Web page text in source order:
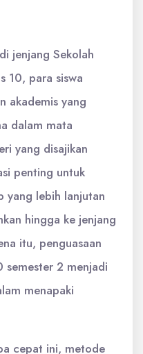
jenjang Sekolah
10, para siswa
akademis yang
dalam mata
yang disajikan
penting untuk
yang lebih lanjutan
hingga ke jenjang
itu, penguasaan
semester 2 menjadi
menapaki
cepat ini, metode